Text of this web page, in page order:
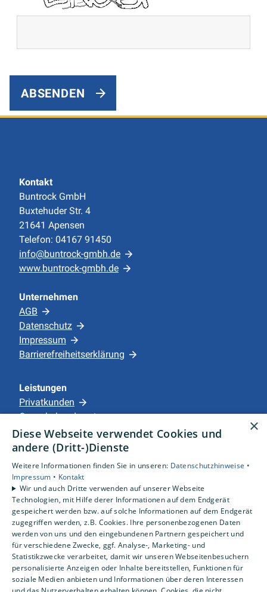
ABSENDEN
Kontakt
Buntrock GmbH
Buxtehuder Str. 4
21641 Apensen
Telefon: 04167 91450
info@buntrock-gmbh.de
www.buntrock-gmbh.de
Unternehmen
AGB
Datenschutz
Impressum
Barrierefreiheitserklärung
Leistungen
Privatkunden
Gewerbekunden
Karriere
Unternehmen
Standorte
Apensen
×
Diese Webseite verwendet Cookies und
andere (Dritt-)Dienste
Weitere Informationen finden Sie in unseren: Datenschutzhinweise •
Impressum • Kontakt
Wir und auch Dritte verwenden auf unserer Webseite
Technologien, mit Hilfe derer Informationen auf dem Endgerät
gespeichert werden bzw. auf solche Informationen auf dem Endgerät
zugegriffen werden, z.B. Cookies. Ihre personenbezogenen Daten
werden von uns und den eingebundenen Partnern gespeichert und
für verschiedene Zwecke, ggf. Analyse-, Marketing- und
Statistikzwecke verarbeitet, damit wir unseren Webseitenbesuchern
personalisierte Anzeigen oder Inhalte bereitstellen, Funktionen für
soziale Medien anbieten und Informationen über deren Interessen